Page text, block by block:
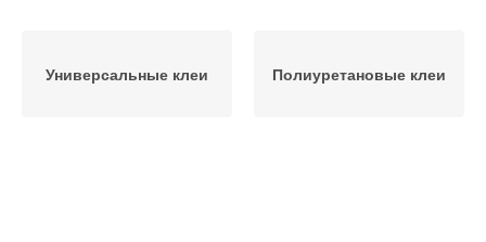
Универсальные клеи Полиуретановые клеи